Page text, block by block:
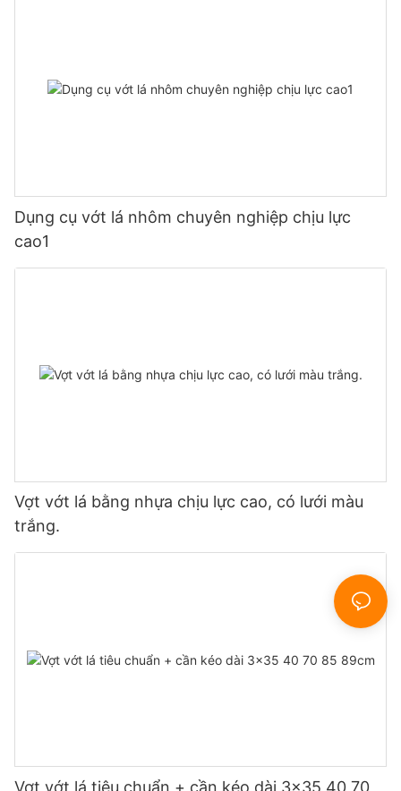
Dụng cụ vớt lá nhôm chuyên nghiệp chịu lực
cao1
Vợt vớt lá bằng nhựa chịu lực cao, có lưới màu
trắng.
Vợt vớt lá tiêu chuẩn + cần kéo dài 3x35 40 70